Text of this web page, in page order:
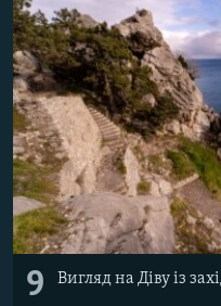
9 Вигляд на Діву із